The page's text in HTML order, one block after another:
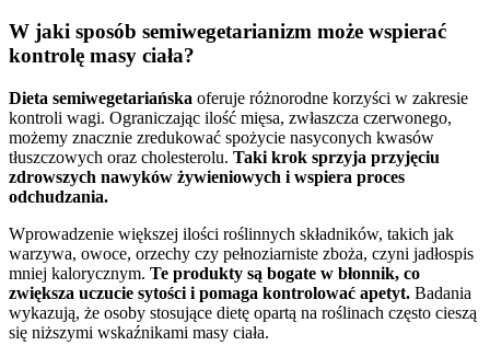
W jaki sposób semiwegetarianizm może wspierać
kontrolę masy ciała?
Dieta semiwegetariańska oferuje różnorodne korzyści w zakresie
kontroli wagi. Ograniczając ilość mięsa, zwłaszcza czerwonego,
możemy znacznie zredukować spożycie nasyconych kwasów
tłuszczowych oraz cholesterolu. Taki krok sprzyja przyjęciu
zdrowszych nawyków żywieniowych i wspiera proces
odchudzania.
Wprowadzenie większej ilości roślinnych składników, takich jak
warzywa, owoce, orzechy czy pełnoziarniste zboża, czyni jadłospis
mniej kalorycznym. Te produkty są bogate w błonnik, co
zwiększa uczucie sytości i pomaga kontrolować apetyt. Badania
wykazują, że osoby stosujące dietę opartą na roślinach często cieszą
się niższymi wskaźnikami masy ciała.